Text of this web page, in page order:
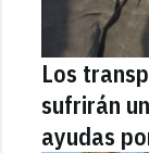
Los
sufrirán
ayudas